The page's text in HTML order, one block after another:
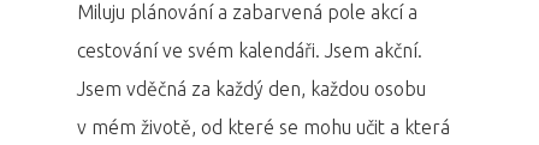
Miluju plánování a zabarvená pole akcí a
cestování ve svém kalendáři. Jsem akční.
Jsem vděčná za každý den, každou osobu
v mém životě, od které se mohu učit a která